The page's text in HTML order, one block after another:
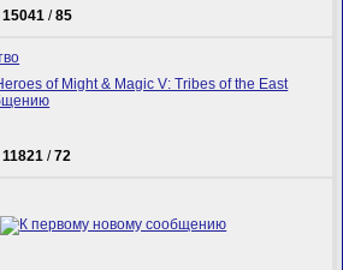
15041 /85
of Might & Magic V: Tribes of the East
11821 /72